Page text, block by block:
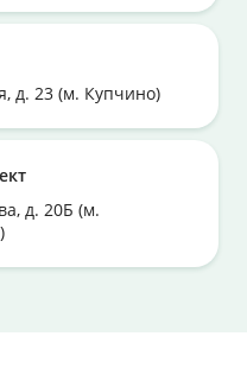
д. 23 (м. Купчино)
д. 20Б (м.